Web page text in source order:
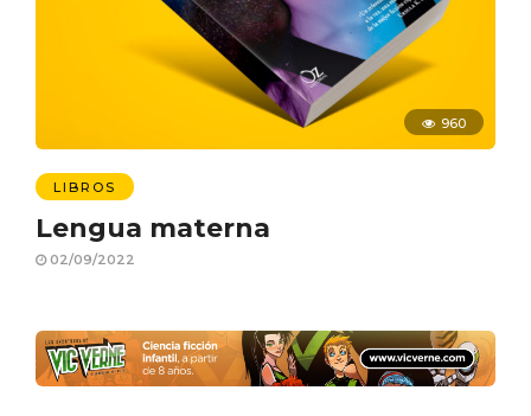
960
LIBROS
Lengua materna
02/09/2022